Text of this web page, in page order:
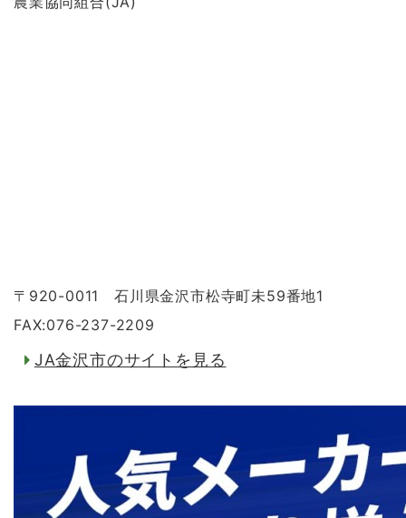
〒920-0011 石川県金沢市松寺町未59番地1
FAX:076-237-2209
JA金沢市のサイトを見る